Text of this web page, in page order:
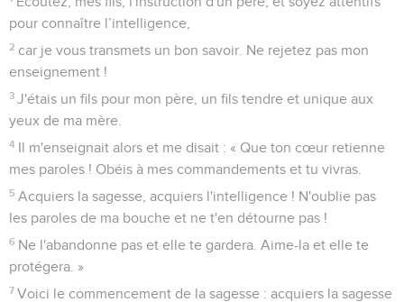
pour connaître l’intelligence,
2 car je vous transmets un bon savoir. Ne rejetez pas mon
enseignement !
3 J'étais un fils pour mon père, un fils tendre et unique aux
yeux de ma mère.
4 Il m'enseignait alors et me disait : « Que ton cœur retienne
mes paroles ! Obéis à mes commandements et tu vivras.
5 Acquiers la sagesse, acquiers l'intelligence ! N'oublie pas
les paroles de ma bouche et ne t'en détourne pas !
6 Ne l'abandonne pas et elle te gardera. Aime-la et elle te
protégera. »
7 Voici le commencement de la sagesse : acquiers la sagesse